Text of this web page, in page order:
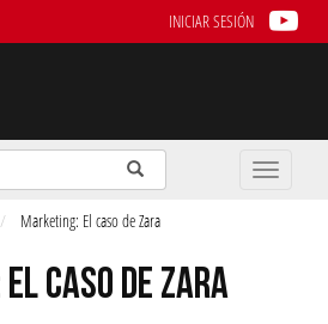
INICIAR SESIÓN
Enviar
Buscar
Toggle
Marketing: El caso de Zara
CASO DE ZARA